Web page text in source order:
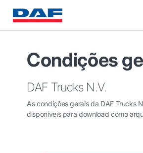
Condições
DAF Trucks N.V.
As condições gerais da DAF Trucks
disponíveis para download como